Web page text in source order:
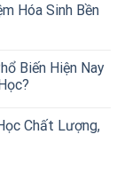
Hóa Sinh Bền
Biến Hiện Nay
Chất Lượng,